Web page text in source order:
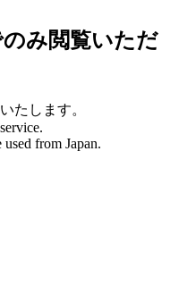
み閲覧いただ
たします。
from Japan.